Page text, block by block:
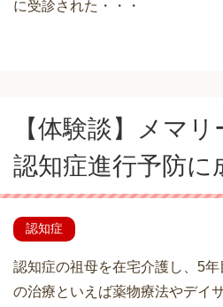
に受診された・・・
【体験談】メマ
認知症進行予防に
認知症
認知症の祖母を在宅介護し、5
の治療といえば薬物療法やデイ